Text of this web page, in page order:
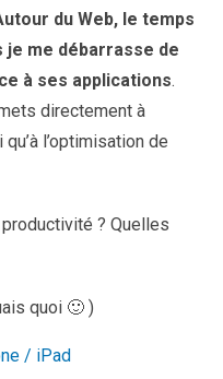
du Web, le temps
je me débarrasse de
à ses applications.
directement à
l’optimisation de
? Quelles
quoi 🙂 )
/ iPad